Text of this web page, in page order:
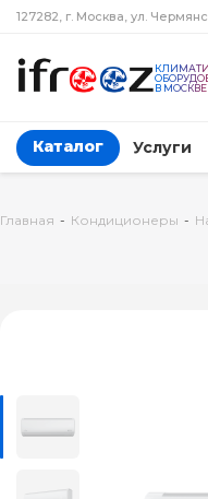
127282, г. Москва, ул.
В МОСКВЕ
Каталог Услуги
Главная - Кондиционеры -